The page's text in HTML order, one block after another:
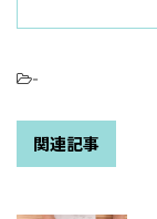
-
関連記事